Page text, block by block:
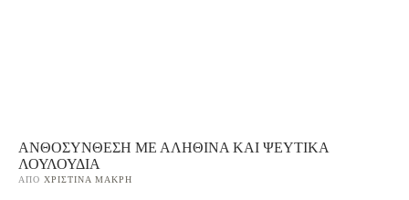
ΑΝΘΟΣΎΝΘΕΣΗ ΜΕ ΑΛΗΘΙΝΆ ΚΑΙ ΨΕΎΤΙΚΑ
ΛΟΥΛΟΎΔΙΑ
ΑΠΌ ΧΡΙΣΤΊΝΑ ΜΑΚΡΉ